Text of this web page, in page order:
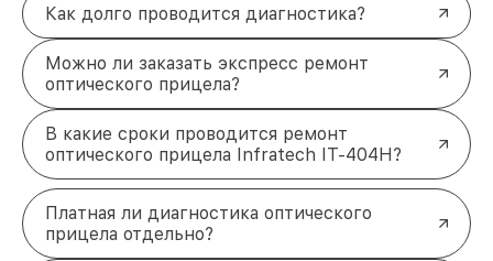
Как долго проводится диагностика?
Можно ли заказать экспресс ремонт
оптического прицела?
В какие сроки проводится ремонт
оптического прицела Infratech IT-404H?
Платная ли диагностика оптического
прицела отдельно?